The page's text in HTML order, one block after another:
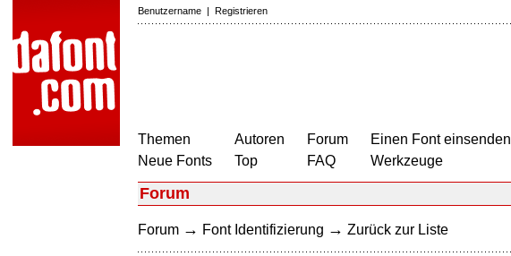
Benutzername | Registrieren
Themen
Neue Fonts
Autoren
Top
Forum
FAQ
Einen Font einsenden
Werkzeuge
Forum
Forum → Font Identifizierung → Zurück zur Liste